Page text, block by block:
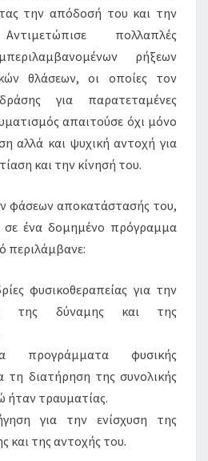
την απόδοσή του και την
πολλαπλές
ρήξεων
θλάσεων, οι οποίες τον
για παρατεταμένες
απαιτούσε όχι μόνο
αλλά και ψυχική αντοχή για
και την κίνησή του.
φάσεων αποκατάστασής του,
σε ένα δομημένο πρόγραμμα
περιλάμβανε:
φυσικοθεραπείας για την
της δύναμης και της
προγράμματα φυσικής
τη διατήρηση της συνολικής
ήταν τραυματίας.
για την ενίσχυση της
και της αντοχής του.